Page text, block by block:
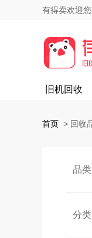
有得卖欢迎您
旧机回收
首页 > 回收
品类
分类